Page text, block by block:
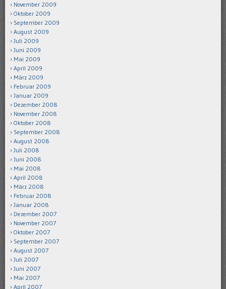
November 2009
Oktober 2009
September 2009
August 2009
Juli 2009
Juni 2009
Mai 2009
April 2009
März 2009
Februar 2009
Januar 2009
Dezember 2008
November 2008
Oktober 2008
September 2008
August 2008
Juli 2008
Juni 2008
Mai 2008
April 2008
März 2008
Februar 2008
Januar 2008
Dezember 2007
November 2007
Oktober 2007
September 2007
August 2007
Juli 2007
Juni 2007
Mai 2007
April 2007